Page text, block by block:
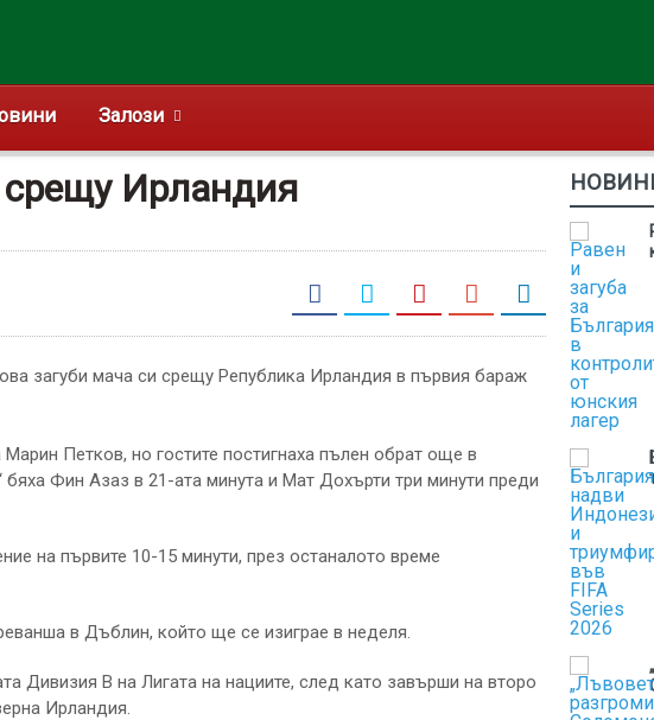
Залози
срещу Ирландия
Петков, но гостите постигнаха пълен обрат още в
бяха Фин Азаз в 21-ата минута и Мат Дохърти три минути преди
на първите 10-15 минути, през останалото време
в Дъблин, който ще се изиграе в неделя.
Дивизия В на Лигата на нациите, след като завърши на второ
Ирландия.